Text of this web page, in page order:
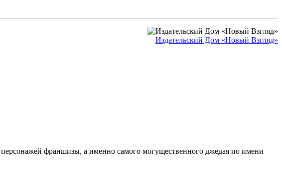
Издательский Дом «Новый Взгляд»
франшизы, а именно самого могущественного джедая по имени